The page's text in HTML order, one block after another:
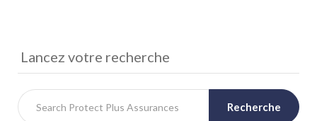
Lancez votre recherche
Recherche